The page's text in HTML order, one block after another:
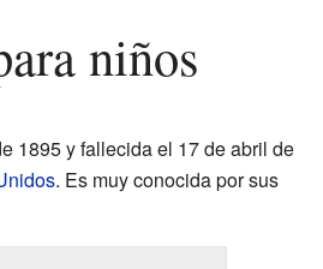
niños
1895 y fallecida el 17 de abril de
. Es muy conocida por sus